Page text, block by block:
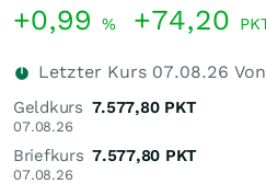
+0,99 % +74,20
Letzter Kurs 07.08.26
Geldkurs
07.08.26
7.577,80 PKT
Briefkurs
07.08.26
7.577,80 PKT